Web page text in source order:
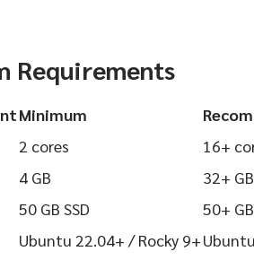
Requirements
Minimum
2 cores
16+
4 GB
32+ GB
50 GB SSD
50+
Ubuntu 22.04+ / Rocky 9+